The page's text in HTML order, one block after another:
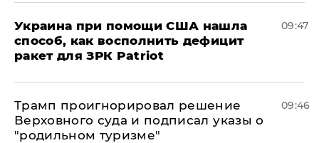
Украина при помощи США нашла
способ, как восполнить дефицит
ракет для ЗРК Patriot
09:47
Трамп проигнорировал решение
Верховного суда и подписал указы о
"родильном туризме"
09:46